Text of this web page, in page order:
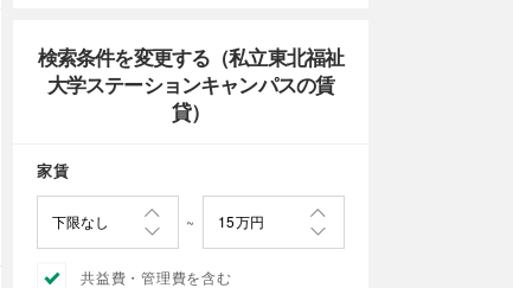
検索条件を変更する（私立東北福祉
大学ステーションキャンパスの賃
貸）
家賃
共益費・管理費を含む